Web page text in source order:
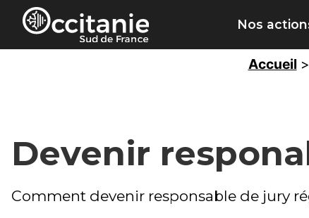
Panneau de gestion des cookies
Nos
Accueil >
Devenir
Comment devenir responsable de jury